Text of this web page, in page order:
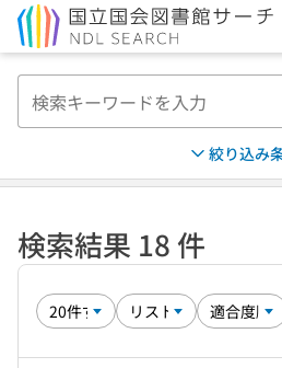
絞り込み
検索結果 18 件